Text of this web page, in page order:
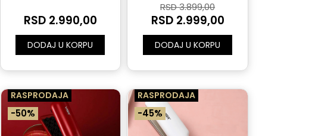
RSD 2.990,00
DODAJ U KORPU
RSD 3.899,00
RSD 2.999,00
DODAJ U KORPU
RASPRODAJA
-50%
RASPRODAJA
-45%